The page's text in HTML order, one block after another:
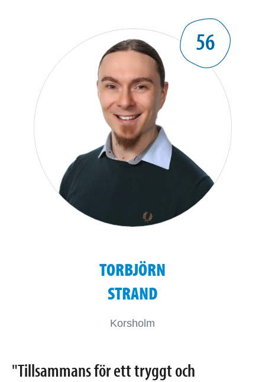
56
TORBJÖRN
STRAND
Korsholm
"Tillsammans för ett tryggt och